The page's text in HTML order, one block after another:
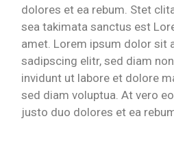
dolores et ea rebum. Stet
sea takimata sanctus est
amet. Lorem ipsum dolor sit
sadipscing elitr, sed diam
invidunt ut labore et dolore
sed diam voluptua. At vero
justo duo dolores et ea